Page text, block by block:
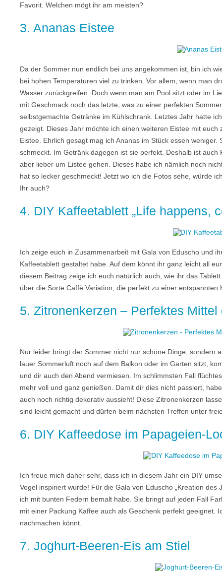
Favorit. Welchen mögt ihr am meisten?
3. Ananas Eistee
Da der Sommer nun endlich bei uns angekommen ist, bin ich
bei hohen Temperaturen viel zu trinken. Vor allem, wenn man
Wasser zurückgreifen. Doch wenn man am Pool sitzt oder im
mit Geschmack noch das letzte, was zu einer perfekten
selbstgemachte Getränke im Kühlschrank. Letztes Jahr hatte
gezeigt. Dieses Jahr möchte ich einen weiteren Eistee mit
Eistee. Ehrlich gesagt mag ich Ananas im Stück essen
schmeckt. Im Getränk dagegen ist sie perfekt. Deshalb ist
aber lieber um Eistee gehen. Dieses habe ich nämlich noch
hat so lecker geschmeckt! Jetzt wo ich die Fotos sehe, würde
Ihr auch?
4. DIY Kaffeetablett „Life happens,
Ich zeige euch in Zusammenarbeit mit Gala von Eduscho und
Kaffeetablett gestaltet habe. Auf dem könnt ihr ganz leicht all
diesem Beitrag zeige ich euch natürlich auch, wie ihr das
über die Sorte Caffè Variation, die perfekt zu einer
5. Zitronenkerzen – Perfektes
Nur leider bringt der Sommer nicht nur schöne Dinge, sondern
lauer Sommerluft noch auf dem Balkon oder im Garten sitzt,
und dir auch den Abend vermiesen. Im schlimmsten Fall
mehr voll und ganz genießen. Damit dir dies nicht passiert,
auch noch richtig dekorativ aussieht! Diese Zitronenkerzen
sind leicht gemacht und dürfen beim nächsten Treffen unter
6. DIY Kaffeedose im Papageien-
Ich freue mich daher sehr, dass ich in diesem Jahr ein DIY
Vogel inspiriert wurde! Für die Gala von Eduscho „Kreation
ich mit bunten Federn bemalt habe. Sie bringt auf jeden Fall
mit einer Packung Kaffee auch als Geschenk perfekt geeignet.
nachmachen könnt.
7. Joghurt-Beeren-Eis am Stiel